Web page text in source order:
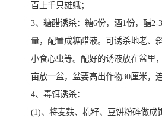
百上千只雄蛾；
3、糖醋诱杀：糖6份，酒1份，醋2-
量，配置成糖醋液。可诱杀地老、
小食心虫等。配好的诱液放在盆里
亩放一盆，盆要高出作物30厘米，
4、毒饵诱杀：
(1)、将麦麸、棉籽、豆饼粉碎做成